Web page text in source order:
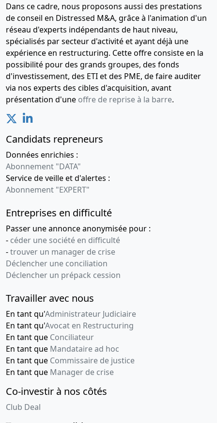
Dans ce cadre, nous proposons aussi des prestations
de conseil en Distressed M&A, grâce à l'animation d'un
réseau d'experts indépendants de haut niveau,
spécialisés par secteur d'activité et ayant déjà une
expérience en restructuring. Cette offre consiste en la
possibilité pour des grands groupes, des fonds
d'investissement, des ETI et des PME, de faire auditer
via nos experts des cibles d'acquisition, avant
présentation d'une offre de reprise à la barre.
Candidats repreneurs
Données enrichies :
Abonnement "DATA"
Service de veille et d'alertes :
Abonnement "EXPERT"
Entreprises en difficulté
Passer une annonce anonymisée pour :
- céder une société en difficulté
-trouver un manager de crise
Déclencher une conciliation
Déclencher un prépack cession
Travailler avec nous
En tant qu'Administrateur Judiciaire
En tant qu'Avocat en Restructuring
En tant que Conciliateur
En tant que Mandataire ad hoc
En tant que Commissaire de justice
En tant que Manager de crise
Co-investir à nos côtés
Club Deal